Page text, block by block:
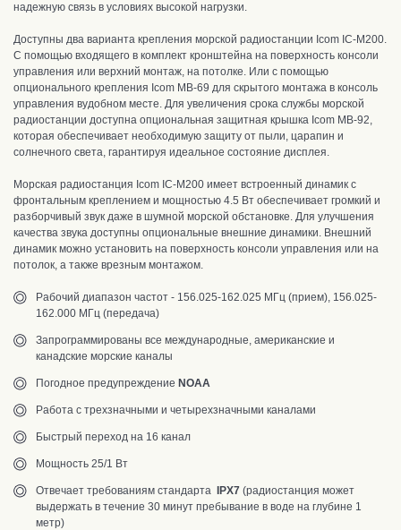
надежную связь в условиях высокой нагрузки.
Доступны два варианта крепления морской радиостанции Icom IC-M200.
С помощью входящего в комплект кронштейна на поверхность консоли
управления или верхний монтаж, на потолке. Или с помощью
опционального крепления Icom MB-69 для скрытого монтажа в консоль
управления вудобном месте. Для увеличения срока службы морской
радиостанции доступна опциональная защитная крышка Icom MB-92,
которая обеспечивает необходимую защиту от пыли, царапин и
солнечного света, гарантируя идеальное состояние дисплея.
Морская радиостанция Icom IC-M200 имеет встроенный динамик с
фронтальным креплением и мощностью 4.5 Вт обеспечивает громкий и
разборчивый звук даже в шумной морской обстановке. Для улучшения
качества звука доступны опциональные внешние динамики. Внешний
динамик можно установить на поверхность консоли управления или на
потолок, а также врезным монтажом.
Рабочий диапазон частот - 156.025-162.025 МГц (прием), 156.025-
162.000 МГц (передача)
Запрограммированы все международные, американские и
канадские морские каналы
Погодное предупреждение NOAA
Работа с трехзначными и четырехзначными каналами
Быстрый переход на 16 канал
Мощность 25/1 Вт
Отвечает требованиям стандарта IPX7 (радиостанция может
выдержать в течение 30 минут пребывание в воде на глубине 1
метр)